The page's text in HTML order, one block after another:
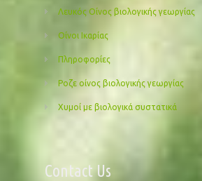
Λευκός Οίνος βιολογικής γεωργίας
Οίνοι Ικαρίας
Πληροφορίες
Ροζε οίνος βιολογικής γεωργίας
Χυμοί με βιολογικά συστατικά
Contact Us